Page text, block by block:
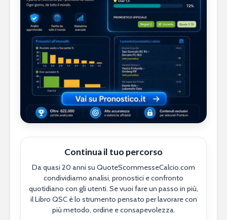
Continua il tuo percorso
Da quasi 20 anni su QuoteScommesseCalcio.com
condividiamo analisi, pronostici e confronto
quotidiano con gli utenti. Se vuoi fare un passo in più,
il Libro QSC è lo strumento pensato per lavorare con
più metodo, ordine e consapevolezza.